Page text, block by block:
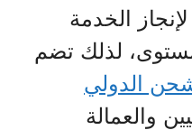
الخدمة
لذلك تضم
الدولي
والعمالة